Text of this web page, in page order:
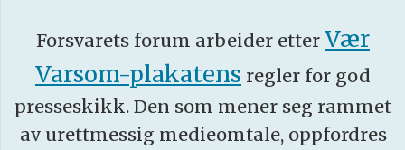
Forsvarets forum arbeider etter Vær
Varsom-plakatens regler for god
presseskikk. Den som mener seg rammet
av urettmessig medieomtale, oppfordres